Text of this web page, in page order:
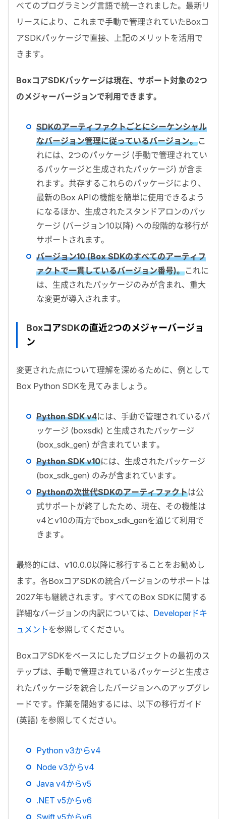
べてのプログラミング言語で統一されました。最新リ
リースにより、これまで手動で管理されていたBoxコ
アSDKパッケージで直接、上記のメリットを活用で
きます。
BoxコアSDKパッケージは現在、サポート対象の2つ
のメジャーバージョンで利用できます。
SDKのアーティファクトごとにシーケンシャル
なバージョン管理に従っているバージョン。こ
れには、 2つのパッケージ (手動で管理されてい
るパッケージと生成されたパッケージ) が含ま
れます。共存するこれらのパッケージにより、
最新のBox APIの機能を簡単に使用できるよう
になるほか、生成されたスタンドアロンのパッ
ケージ (バージョン10以降) への段階的な移行が
サポートされます。
バージョン10(Box SDKのすべてのアーティフ
ァクトで一貫しているバージョン番号)。これに
は、生成されたパッケージのみが含まれ、重大
な変更が導入されます。
BoxコアSDKの直近2つのメジャーバージョ
ン
変更された点について理解を深めるために、例として
Box Python SDKを見てみましょう。
Python SDK v4には、手動で管理されているパ
ッケージ (boxsdk) と生成されたパッケージ
(box_sdk_gen) が含まれています。
Python SDK v10には、生成されたパッケージ
(box_sdk_gen) のみが含まれています。
Pythonの次世代SDKのアーティファクトは公
式サポートが終了したため、現在、その機能は
v4 とv10の両方でbox_sdk_genを通じて利用で
きます。
最終的には、 v10.0.0以降に移行することをお勧めし
ます。各BoxコアSDKの統合バージョンのサポートは
2027年も継続されます。すべてのBox SDKに関する
詳細なバージョンの内訳については、 Developerドキ
ュメントを参照してください。
BoxコアSDKをベースにしたプロジェクトの最初のス
テップは、手動で管理されているパッケージと生成さ
れたパッケージを統合したバージョンへのアップグレ
ードです。作業を開始するには、以下の移行ガイド
(英語) を参照してください。
Python v3からv4
Node v3からv4
Java v4からv5
.NET v5からv6
Swift v5からv6